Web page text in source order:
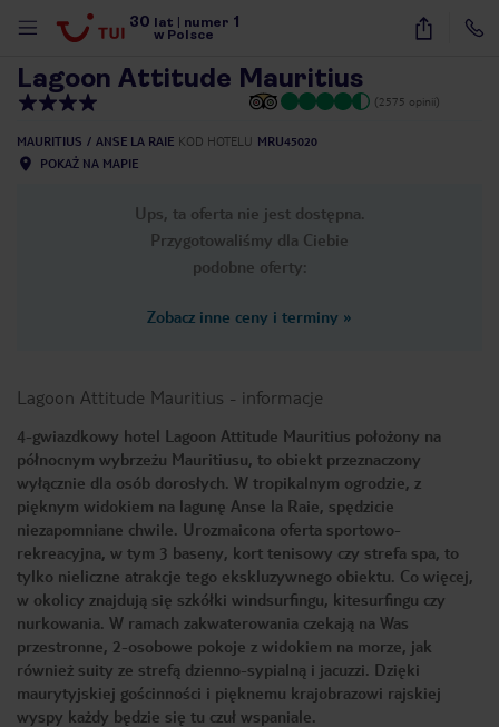
30 lat numer 1
w Polsce
30
Lagoon Attitude Mauritius
(2575 opinii)
MAURITIUS ANSE LA RAIE KOD HOTELU MRU45020
POKAŻ NA MAPIE
Ups, ta oferta nie jest dostępna.
Przygotowaliśmy dla Ciebie
podobne oferty:
Zobacz inne ceny i terminy »
Lagoon Attitude Mauritius - informacje
4-gwiazdkowy hotel Lagoon Attitude Mauritius położony na
północnym wybrzeżu Mauritiusu, to obiekt przeznaczony
wyłącznie dla osób dorosłych. W tropikalnym ogrodzie, z
pięknym widokiem na lagunę Anse la Raie, spędzicie
niezapomniane chwile. Urozmaicona oferta sportowo-
rekreacyjna, w tym 3 baseny, kort tenisowy czy strefa spa, to
tylko nieliczne atrakcje tego ekskluzywnego obiektu. Co więcej,
w okolicy znajdują się szkółki windsurfingu, kitesurfingu czy
nurkowania. W ramach zakwaterowania czekają na Was
przestronne, 2-osobowe pokoje z widokiem na morze, jak
również suity ze strefą dzienno-sypialną i jacuzzi. Dzięki
maurytyjskiej gościnności i pięknemu krajobrazowi rajskiej
wyspy każdy będzie się tu czuł wspaniale.